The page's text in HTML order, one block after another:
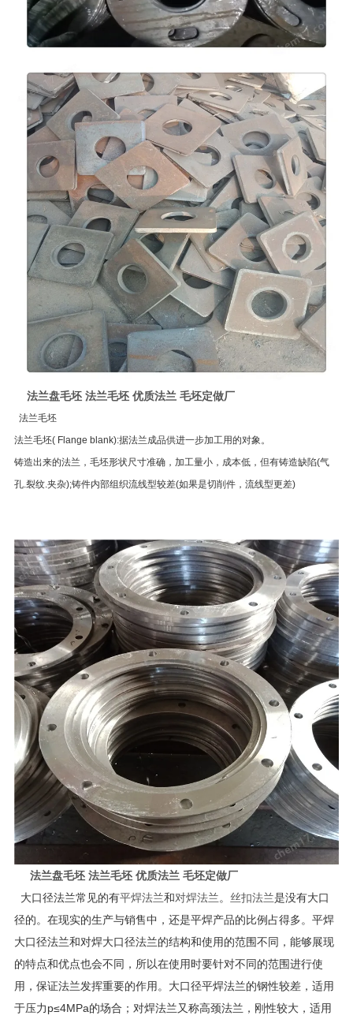
法兰盘毛坯 法兰毛坯 优质法兰 毛坯定做厂
法兰毛坯
法兰毛坯( Flange blank):据法兰成品供进一步加工用的对象。
铸造出来的法兰，毛坯形状尺寸准确，加工量小，成本低，但有铸造缺陷(气
孔.裂纹.夹杂);铸件内部组织流线型较差(如果是切削件，流线型更差)
法兰盘毛坯 法兰毛坯 优质法兰 毛坯定做厂
大口径法兰常见的有平焊法兰和对焊法兰。 丝扣法兰是没有大口
径的。在现实的生产与销售中，还是平焊产品的比例占得多。平焊
大口径法兰和对焊大口径法兰的结构和使用的范围不同，能够展现
的特点和优点也会不同，所以在使用时要针对不同的范围进行使
用，保证法兰发挥重要的作用。大口径平焊法兰的钢性较差，适用
于压力p≤4MPa的场合；对焊法兰又称高颈法兰，刚性较大，适用